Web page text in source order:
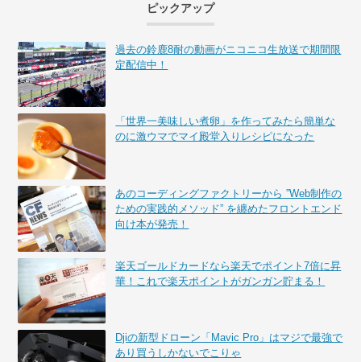
ピックアップ
過去の鈴鹿8耐の動画がニコニコ生放送で期間限
定配信中！
「世界一美味しい煮卵」を作ってみたら簡単な
のに激ウマでマイ殿堂入りレシピになった
あのコーディングファクトリーから ”Web制作の
ための実践的メソッド” を纏めたフロントエンド
向け本が発売！
楽天ゴールドカードなら楽天でポイント7倍に昇
華！これで楽天ポイントがガンガン貯まる！
Djiの新型ドローン「Mavic Pro」はマジで最強で
あり買うしかないでこりゃ